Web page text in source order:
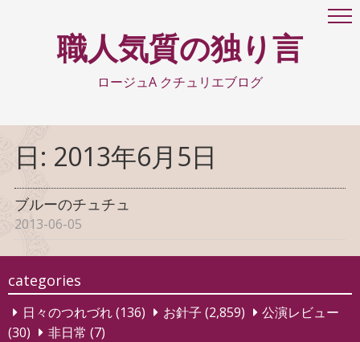
職人気質の独り言
ロージュA クチュリエブログ
日: 2013年6月5日
ブルーのチュチュ
2013-06-05
categories
日々のつれづれ(136) お針子 (2,859)
公演レビュー
(30)
非日常 (7)